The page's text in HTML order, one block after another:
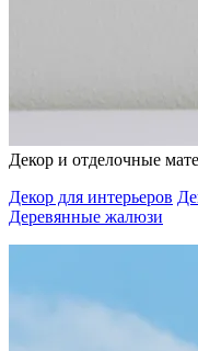
Декор и отделочные
Декор для интерьеров
Деревянные жалюзи